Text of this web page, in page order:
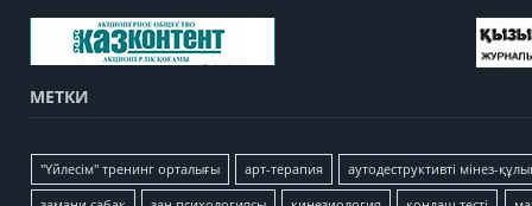
МЕТКИ
"Үйлесім" тренинг орталығы арт-терапия аутодеструктивті мінез-